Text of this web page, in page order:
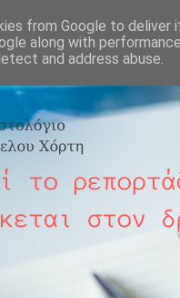
from Google to deliver
along with
and address abuse.